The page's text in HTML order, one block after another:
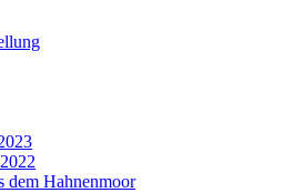
dem Hahnenmoor